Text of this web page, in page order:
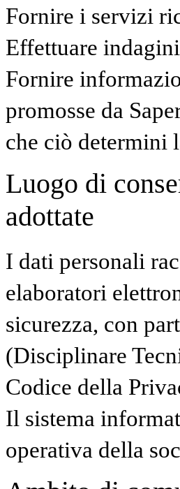
Fornire i servizi
Effettuare
Fornire
promosse da
che ciò determini
Luogo di
adottate
I dati personali
elaboratori
sicurezza, con
(Disciplinare
Codice della
Il sistema
operativa della